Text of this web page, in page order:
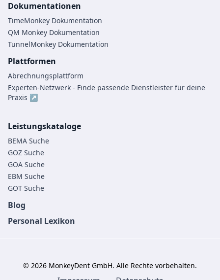
Dokumentationen
TimeMonkey Dokumentation
QM Monkey Dokumentation
TunnelMonkey Dokumentation
Plattformen
Abrechnungsplattform
Experten-Netzwerk - Finde passende Dienstleister für deine
Praxis ↗
Leistungskataloge
BEMA Suche
GOZ Suche
GOÄ Suche
EBM Suche
GOT Suche
Blog
Personal Lexikon
© 2026 MonkeyDent GmbH. Alle Rechte vorbehalten.